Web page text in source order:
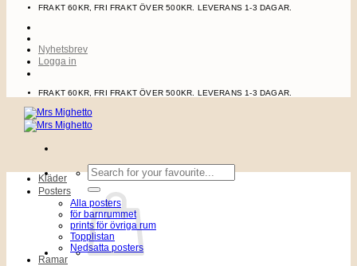
FRAKT 60KR, FRI FRAKT ÖVER 500KR. LEVERANS 1-3 DAGAR.
Nyhetsbrev
Logga in
FRAKT 60KR, FRI FRAKT ÖVER 500KR. LEVERANS 1-3 DAGAR.
Sök
efter:
Kläder
Posters
Alla posters
för barnrummet
prints för övriga rum
Topplistan
Nedsatta posters
Ramar